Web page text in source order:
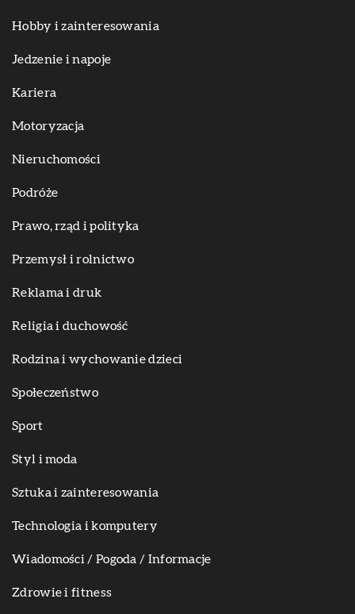
Hobby i zainteresowania
Jedzenie i napoje
Kariera
Motoryzacja
Nieruchomości
Podróże
Prawo, rząd i polityka
Przemysł i rolnictwo
Reklama i druk
Religia i duchowość
Rodzina i wychowanie dzieci
Społeczeństwo
Sport
Styl i moda
Sztuka i zainteresowania
Technologia i komputery
Wiadomości / Pogoda / Informacje
Zdrowie i fitness